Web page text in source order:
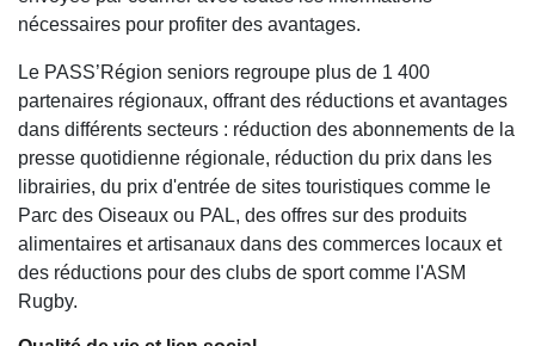
nécessaires pour profiter des avantages.
Le PASS’Région seniors regroupe plus de 1 400
partenaires régionaux, offrant des réductions et avantages
dans différents secteurs : réduction des abonnements de la
presse quotidienne régionale, réduction du prix dans les
librairies, du prix d'entrée de sites touristiques comme le
Parc des Oiseaux ou PAL, des offres sur des produits
alimentaires et artisanaux dans des commerces locaux et
des réductions pour des clubs de sport comme l'ASM
Rugby.